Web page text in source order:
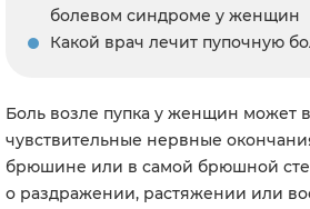
болевом синдроме у женщин
Какой врач лечит пупочную
Боль возле пупка у женщин может
чувствительные нервные
брюшине или в самой брюшной
о раздражении, растяжении или